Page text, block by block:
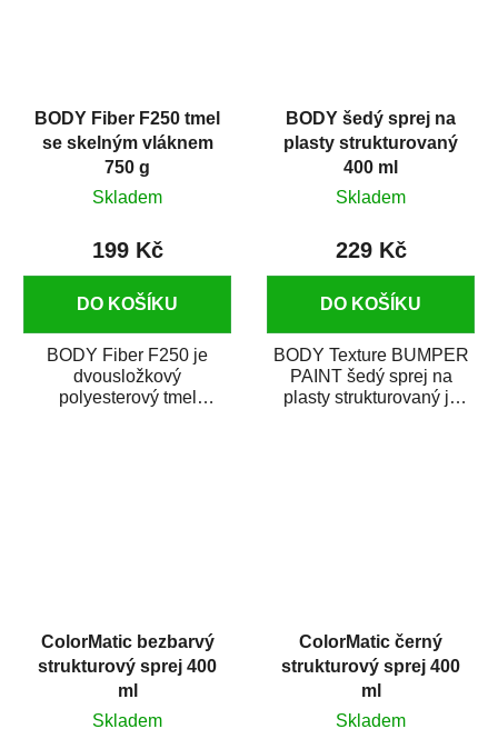
BODY Fiber F250 tmel
se skelným vláknem
750 g
Skladem
199 Kč
DO KOŠÍKU
BODY Fiber F250 je
dvousložkový
polyesterový tmel
BODY šedý sprej na
plasty strukturovaný
400 ml
Skladem
229 Kč
DO KOŠÍKU
BODY Texture BUMPER
PAINT šedý sprej na
plasty strukturovaný je
ColorMatic bezbarvý
strukturový sprej 400
ml
Skladem
ColorMatic černý
strukturový sprej 400
ml
Skladem